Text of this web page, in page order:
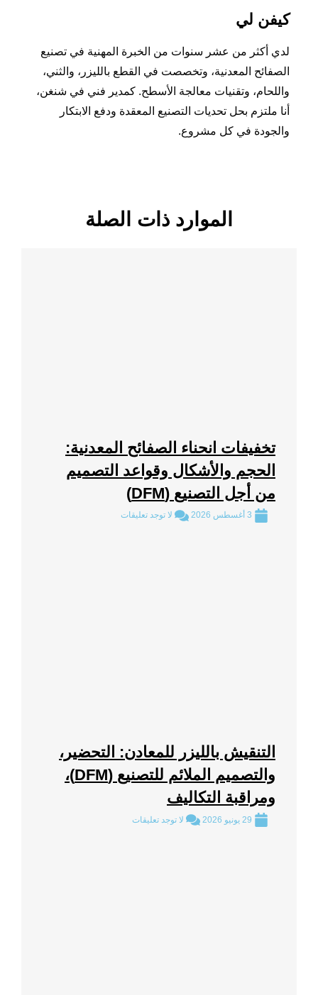
كيفن لي
لدي أكثر من عشر سنوات من الخبرة المهنية في تصنيع
الصفائح المعدنية، وتخصصت في القطع بالليزر، والثني،
واللحام، وتقنيات معالجة الأسطح. كمدير فني في شنغن،
أنا ملتزم بحل تحديات التصنيع المعقدة ودفع الابتكار
والجودة في كل مشروع.
الموارد ذات الصلة
تخفيفات انحناء الصفائح المعدنية:
الحجم والأشكال وقواعد التصميم
من أجل التصنيع (DFM)
لا توجد تعليقات
التنقيش بالليزر للمعادن: التحضير،
والتصميم الملائم للتصنيع (DFM)،
ومراقبة التكاليف
لا توجد تعليقات